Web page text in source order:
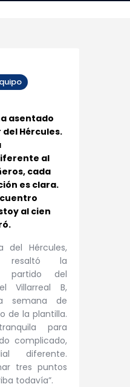
asentado
Hércules.
al
cada
es clara.
al cien
del Hércules,
resaltó la
partido del
Villarreal B,
semana de
de la plantilla.
para
complicado,
diferente.
tres puntos
todavía”.